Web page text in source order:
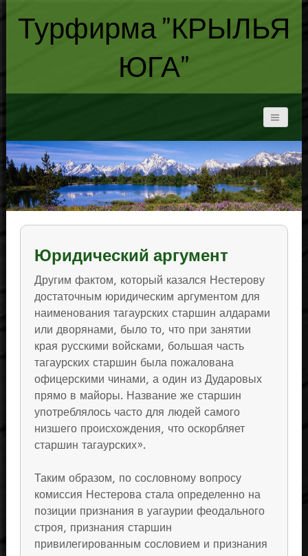
Турфирма "КРЫЛЬЯ
ЮГА"
Юридический аргумент
Другим фактом, который казался Нестерову
достаточным юридическим аргументом для
наименования тагаурских старшин алдарами
или дворянами, было то, что при занятии
края русскими войсками, большая часть
тагаурских старшин была пожалована
офицерскими чинами, а один из Дударовых
прямо в майоры. Название же старшин
употреблялось часто для людей самого
низшего происхождения, что оскорбляет
старшин тагаурских».
Таким образом, по сословному вопросу
комиссия Нестерова стала определенно на
позиции признания в уагаурии феодального
строя, признания старшин
привилегированным сословием и признания